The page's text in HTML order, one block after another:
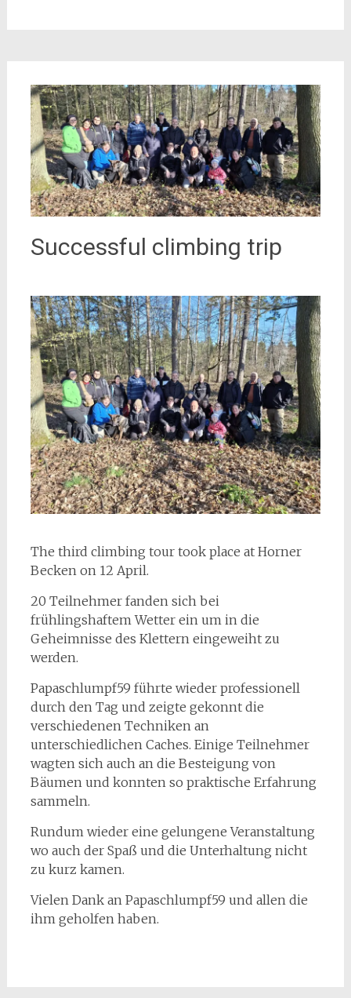
Successful climbing trip
The third climbing tour took place at Horner
Becken on 12 April.
20 Teilnehmer fanden sich bei
frühlingshaftem Wetter ein um in die
Geheimnisse des Klettern eingeweiht zu
werden.
Papaschlumpf59 führte wieder professionell
durch den Tag und zeigte gekonnt die
verschiedenen Techniken an
unterschiedlichen Caches. Einige Teilnehmer
wagten sich auch an die Besteigung von
Bäumen und konnten so praktische Erfahrung
sammeln.
Rundum wieder eine gelungene Veranstaltung
wo auch der Spaß und die Unterhaltung nicht
zu kurz kamen.
Vielen Dank an Papaschlumpf59 und allen die
ihm geholfen haben.